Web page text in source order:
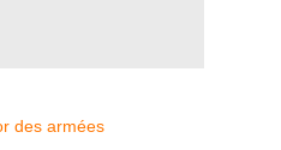
des armées